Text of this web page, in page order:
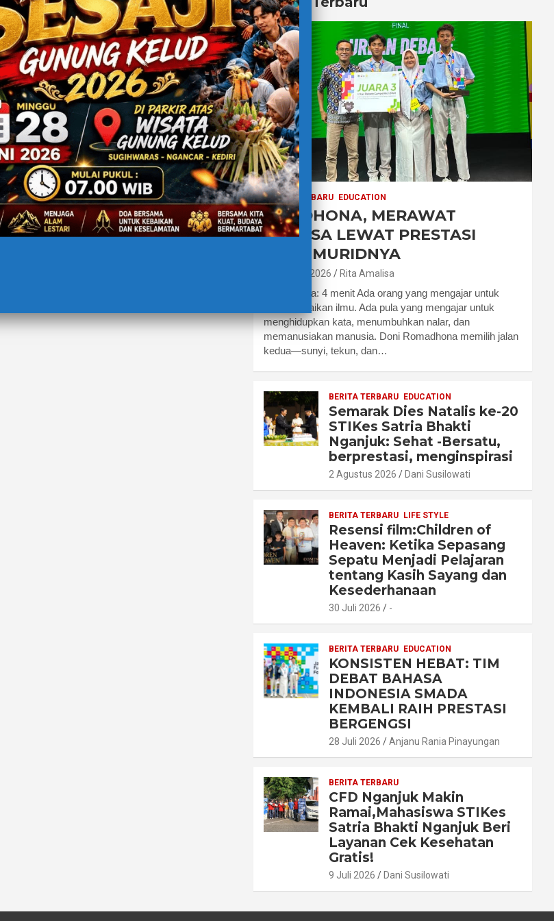
BERITA TERBARU EDUCATION
PAK DHONA, MERAWAT
BAHASA LEWAT PRESTASI
PARA MURIDNYA
7 Agustus 2026 Rita Amalisa
Waktu baca: 4 menit Ada orang yang mengajar untuk
menyampaikan ilmu. Ada pula yang mengajar untuk
menghidupkan kata, menumbuhkan nalar, dan
memanusiakan manusia. Doni Romadhona memilih jalan
kedua—sunyi, tekun, dan…
BERITA TERBARU EDUCATION
Semarak Dies Natalis ke-20
STIKes Satria Bhakti
Nganjuk: Sehat -Bersatu,
berprestasi, menginspirasi
2 Agustus 2026 Dani Susilowati
BERITA TERBARU LIFE STYLE
Resensi film:Children of
Heaven: Ketika Sepasang
Sepatu Menjadi Pelajaran
tentang Kasih Sayang dan
Kesederhanaan
30 Juli 2026 -
BERITA TERBARU EDUCATION
KONSISTEN HEBAT: TIM
DEBAT BAHASA
INDONESIA SMADA
KEMBALI RAIH PRESTASI
BERGENGSI
28 Juli 2026 Anjanu Rania Pinayungan
BERITA TERBARU
CFD Nganjuk Makin
Ramai,Mahasiswa STIKes
Satria Bhakti Nganjuk Beri
Layanan Cek Kesehatan
Gratis!
9 Juli 2026 Dani Susilowati